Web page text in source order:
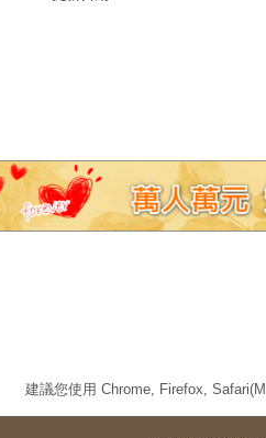
建議您使用 Chrome, Firefox,